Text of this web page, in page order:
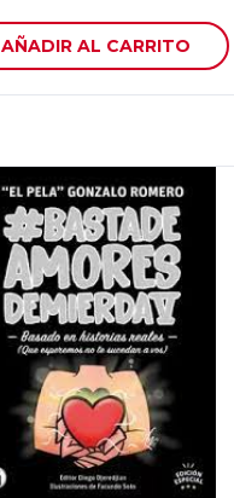
AÑADIR AL CARRITO